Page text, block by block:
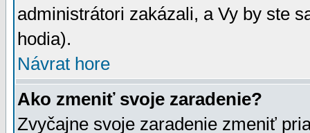
administrátori zakázali, a Vy by ste
hodia).
Návrat hore
Ako zmeniť svoje zaradenie?
Zvyčajne svoje zaradenie zmeniť